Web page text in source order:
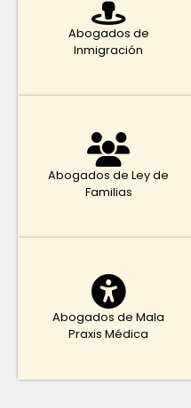
Abogados de
Inmigración
Abogados de Ley de
Familias
Abogados de Mala
Praxis Médica